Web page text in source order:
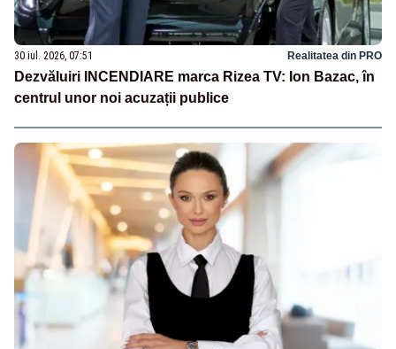
30 iul. 2026, 07:51 Realitatea din PRO
Dezvăluiri INCENDIARE marca Rizea TV: Ion Bazac, în
centrul unor noi acuzații publice